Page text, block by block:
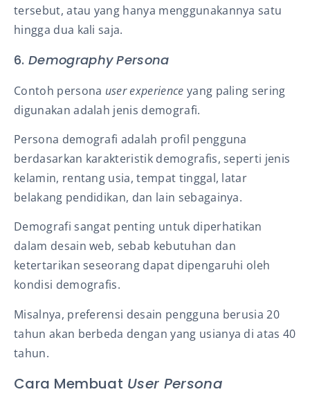
tersebut, atau yang hanya menggunakannya satu
hingga dua kali saja.
6. Demography Persona
Contoh persona user experience yang paling sering
digunakan adalah jenis demografi.
Persona demografi adalah profil pengguna
berdasarkan karakteristik demografis, seperti jenis
kelamin, rentang usia, tempat tinggal, latar
belakang pendidikan, dan lain sebagainya.
Demografi sangat penting untuk diperhatikan
dalam desain web, sebab kebutuhan dan
ketertarikan seseorang dapat dipengaruhi oleh
kondisi demografis.
Misalnya, preferensi desain pengguna berusia 20
tahun akan berbeda dengan yang usianya di atas 40
tahun.
Cara Membuat User Persona